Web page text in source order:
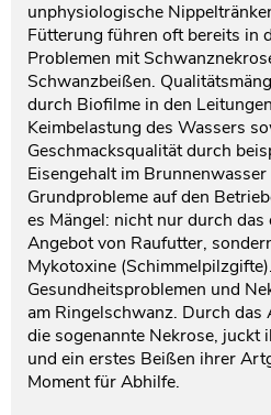
unphysiologische
Fütterung führen oft bereits in
Problemen mit
Schwanzbeißen.
durch Biofilme in den
Keimbelastung des Wassers
Geschmacksqualität durch
Eisengehalt im
Grundprobleme auf den
es Mängel: nicht nur durch
Angebot von Raufutter,
Mykotoxine
Gesundheitsproblemen und
am Ringelschwanz. Durch das
die sogenannte Nekrose, juckt
und ein erstes Beißen ihrer
Moment für Abhilfe.